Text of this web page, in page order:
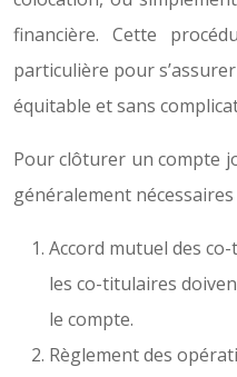
financière. Cette
particulière pour
équitable et sans
Pour clôturer un compte
généralement nécessaires
Accord mutuel des
les co-titulaires
le compte.
Règlement des